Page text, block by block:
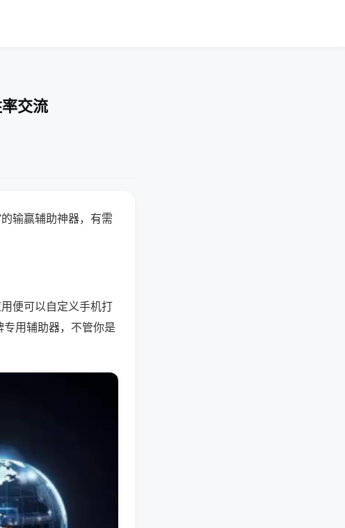
交流
输赢辅助神器，有需
便可以自定义手机打
用辅助器，不管你是